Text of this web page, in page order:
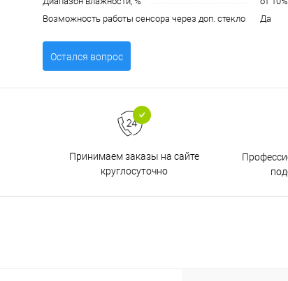
Возможность работы сенсора через доп. стекло
Да
Остался вопрос
Принимаем заказы на сайте
круглосуточно